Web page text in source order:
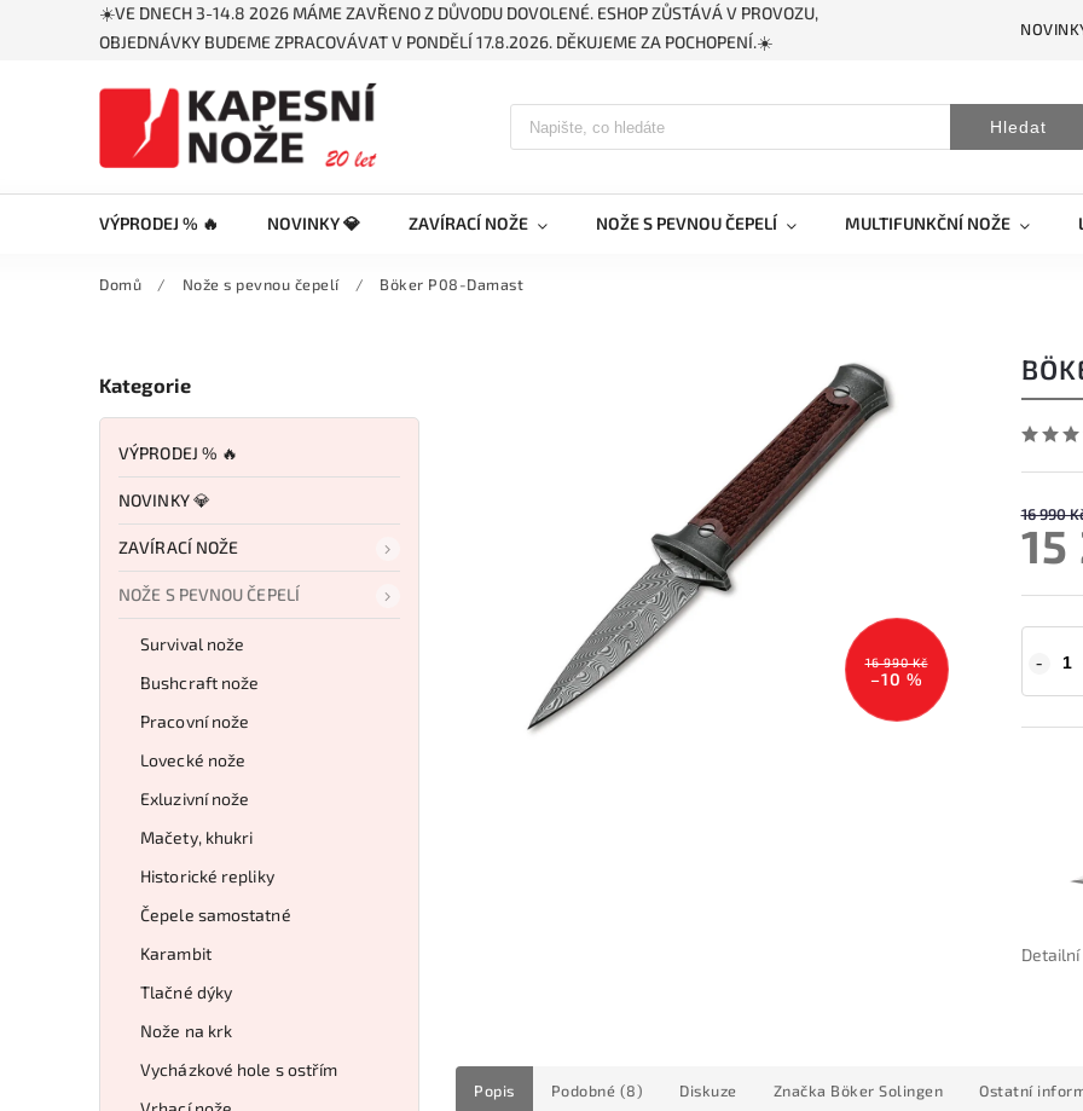
☀️VE DNECH 3-14.8 2026 MÁME ZAVŘENO Z DŮVODU DOVOLENÉ. ESHOP ZŮSTÁVÁ V PROVOZU,
OBJEDNÁVKY BUDEME ZPRACOVÁVAT V PONDĚLÍ 17.8.2026. DĚKUJEME ZA POCHOPENÍ.☀️
Hledat
VÝPRODEJ % 🔥 NOVINKY 💎 ZAVÍRACÍ NOŽE NOŽE S PEVNOU ČEPELÍ MULTIFUNKČNÍ NOŽE
Domů / Nože s pevnou čepelí / Böker P08-Damast
Kategorie
VÝPRODEJ % 🔥
NOVINKY 💎
ZAVÍRACÍ NOŽE
NOŽE S PEVNOU ČEPELÍ
Survival nože
Bushcraft nože
Pracovní nože
Lovecké nože
Exluzivní nože
Mačety, khukri
Historické repliky
Čepele samostatné
Karambit
Tlačné dýky
Nože na krk
Vycházkové hole s ostřím
16 990 Kč
–10 %
16 990
15
Popis Podobné (8) Diskuze Značka Böker Solingen Ostatní